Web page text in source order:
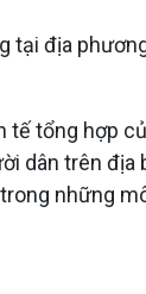
địa
tổng hợp
dân trên
những